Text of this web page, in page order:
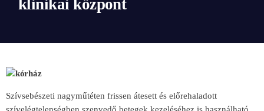
klinikai központ
Szívsebészeti nagyműtéten frissen átesett és előrehaladott